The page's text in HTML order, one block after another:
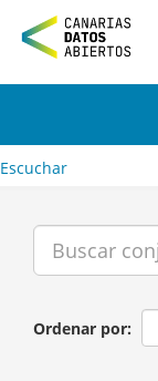
n
tEscuchar
Ordenar por